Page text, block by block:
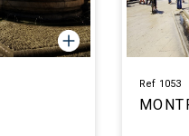
Ref 1053